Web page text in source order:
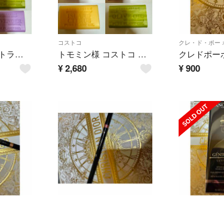
コストコ オーストラリアン ボタニカル ソープ 8種セット
コストコ
トモミン様 コストコ オーストラリアン ボタニカル ソープ 8個セット
¥2,680
クレ・ド・ポー
¥ 900